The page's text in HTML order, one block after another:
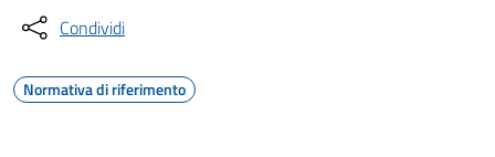
Condividi
Normativa di riferimento